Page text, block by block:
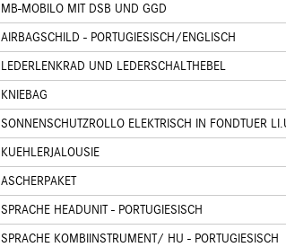
MB-MOBILO MIT DSB UND GGD
AIRBAGSCHILD - PORTUGIESISCH/ENGLISCH
LEDERLENKRAD UND LEDERSCHALTHEBEL
KNIEBAG
SONNENSCHUTZROLLO ELEKTRISCH IN FONDTUER
KUEHLERJALOUSIE
ASCHERPAKET
SPRACHE HEADUNIT - PORTUGIESISCH
SPRACHE KOMBIINSTRUMENT/ HU - PORTUGIESISCH